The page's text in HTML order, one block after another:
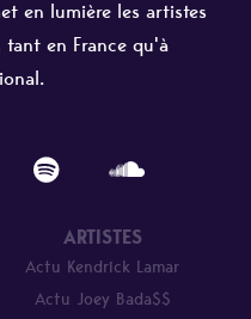
en lumière les artistes
tant en France qu'à
ARTISTES
Actu Kendrick Lamar
Actu Joey Bada$$